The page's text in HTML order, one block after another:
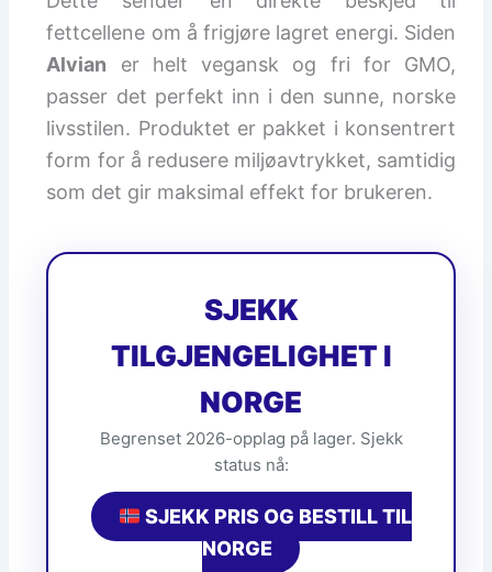
fettcellene om å frigjøre lagret energi. Siden
Alvian er helt vegansk og fri for GMO,
passer det perfekt inn i den sunne, norske
livsstilen. Produktet er pakket i konsentrert
form for å redusere miljøavtrykket, samtidig
som det gir maksimal effekt for brukeren.
SJEKK
TILGJENGELIGHET I
NORGE
Begrenset 2026-opplag på lager. Sjekk
status nå:
SJEKK PRIS OG BESTILL TIL
NORGE